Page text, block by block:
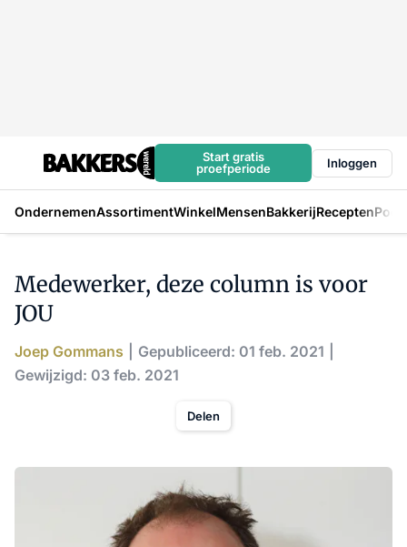
Start gratis
proefperiode
Inloggen
OndernemenAssortimentWinkelMensenBakkerijRecepten
Medewerker, deze column is voor
JOU
Joep Gommans
Gepubliceerd: 01 feb. 2021
Gewijzigd: 03 feb. 2021
Delen